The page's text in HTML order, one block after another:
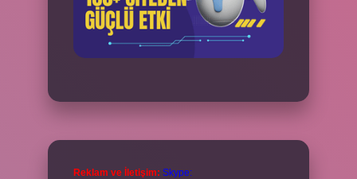
Reklam ve İletişim: Skype: